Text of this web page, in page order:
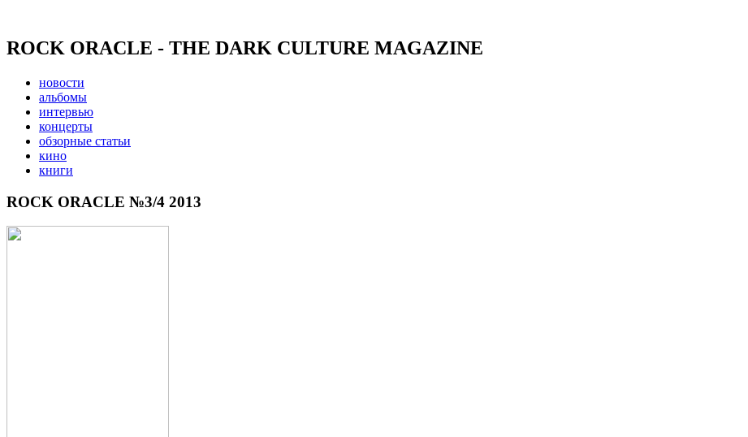
ROCK ORACLE - THE DARK CULTURE MAGAZINE
новости
альбомы
интервью
концерты
обзорные статьи
кино
книги
ROCK ORACLE №3/4 2013